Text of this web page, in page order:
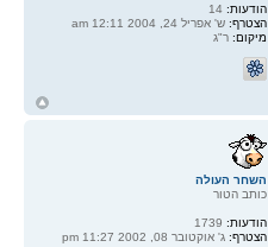
הודעות:
הצטרף: ש' אפריל 24, 2004 12:11 am
מיקום: ר"ג
השחר העולה
כותב הטור
הודעות:1739
הצטרף:ג' אוקטובר 08, 2002 11:27 pm